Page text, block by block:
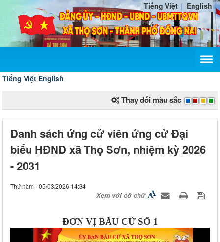
Tiếng Việt English
Tiếng Việt English
Thay đổi màu sắc
Danh sách ứng cử viên ứng cử Đại
biểu HĐND xã Thọ Sơn, nhiệm kỳ 2026
- 2031
Thứ năm - 05/03/2026 14:34
Xem với cỡ chữ
ĐƠN VỊ BẦU CỬ SỐ 1